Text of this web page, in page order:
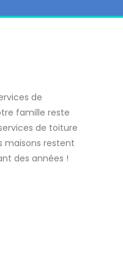
de
famille reste
de toiture
maisons restent
des années !